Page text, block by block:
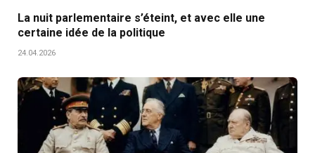
La nuit parlementaire s’éteint, et avec elle une
certaine idée de la politique
24.04.2026